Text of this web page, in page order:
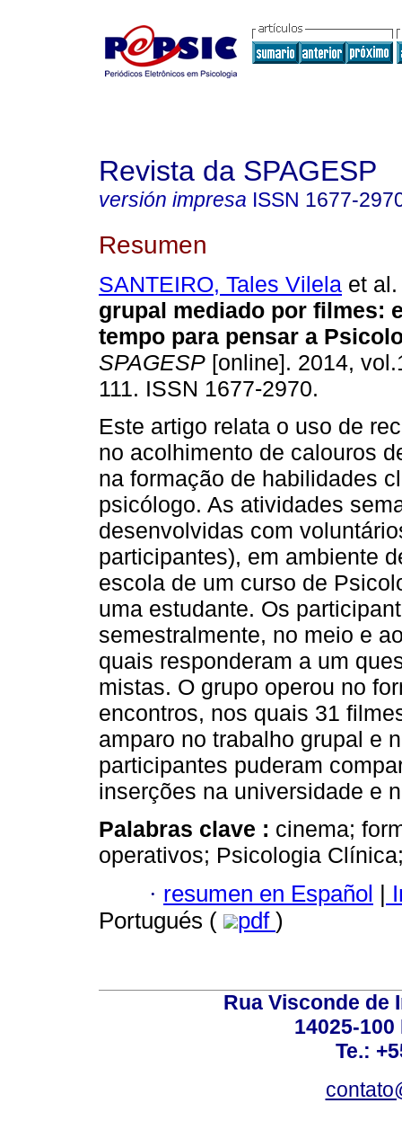
Revista da SPAGESP
versión impresa ISSN 1677-
Resumen
SANTEIRO, Tales Vilela et al.
grupal mediado por filmes:
tempo para pensar a
SPAGESP [online]. 2014,
111. ISSN 1677-2970.
Este artigo relata o uso de
no acolhimento de calouros
na formação de habilidades
psicólogo. As atividades
desenvolvidas com
participantes), em ambiente
escola de um curso de
uma estudante. Os
semestralmente, no meio e
quais responderam a um
mistas. O grupo operou no
encontros, nos quais 31
amparo no trabalho grupal e
participantes puderam
inserções na universidade e
Palabras clave : cinema;
operativos; Psicologia
· resumen en Español |
Portugués (
pdf )
Rua Visconde de
14025-
Te.: